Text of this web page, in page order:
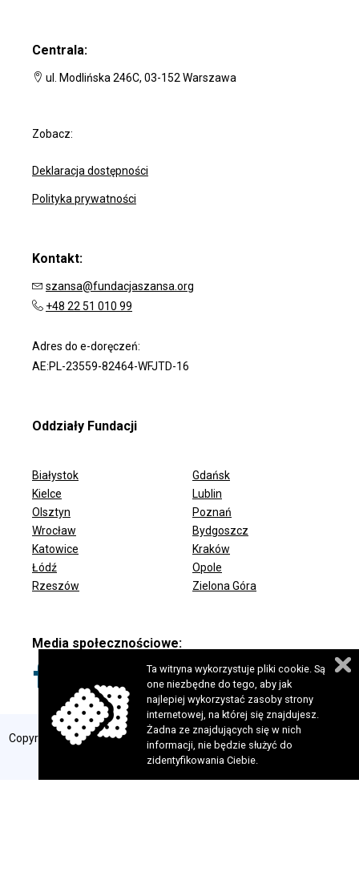
Centrala:
ul. Modlińska 246C, 03-152 Warszawa
Zobacz:
Deklaracja dostępności
Polityka prywatności
Kontakt:
szansa@fundacjaszansa.org
+48 22 51 010 99
Adres do e-doręczeń:
AE:PL-23559-82464-WFJTD-16
Oddziały Fundacji
ODDZIAŁY FUNDACJI
Białystok
Gdańsk
Kielce
Lublin
Olsztyn
Poznań
Wrocław
Bydgoszcz
Katowice
Kraków
Łódź
Opole
Rzeszów
Zielona Góra
Media społecznościowe:
Copyright 2024 © Fundacja Szansa dla Niewidomych. Wszelkie prawa
zastrzeżone. Realizacja:
perfekcyjneStrony.pl
Ta witryna wykorzystuje pliki cookie. Są
one niezbędne do tego, aby jak
najlepiej wykorzystać zasoby strony
internetowej, na której się znajdujesz.
Żadna ze znajdujących się w nich
informacji, nie będzie służyć do
zidentyfikowania Ciebie.